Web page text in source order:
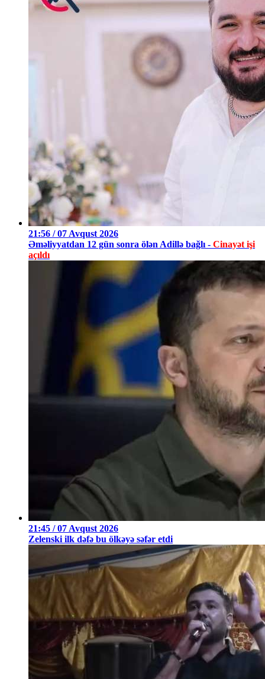
21:56 / 07 Avqust 2026
Əməliyyatdan 12 gün sonra ölən Adillə bağlı - Cinayət işi
açıldı
21:45 / 07 Avqust 2026
Zelenski ilk dəfə bu ölkəyə səfər etdi